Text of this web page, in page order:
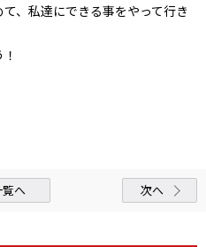
、私達にできる事をやって行き
覧へ 次へ